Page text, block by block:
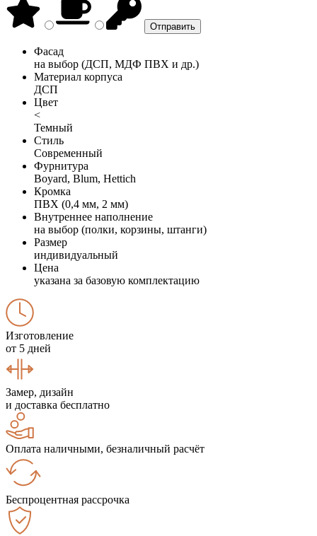
Фасад
на выбор (ДСП, МДФ ПВХ и др.)
Материал корпуса
ДСП
Цвет
<
Темный
Стиль
Современный
Фурнитура
Boyard, Blum, Hettich
Кромка
ПВХ (0,4 мм, 2 мм)
Внутреннее наполнение
на выбор (полки, корзины, штанги)
Размер
индивидуальный
Цена
указана за базовую комплектацию
Изготовление
от 5 дней
Замер, дизайн
и доставка бесплатно
Оплата наличными, безналичный расчёт
Беспроцентная рассрочка